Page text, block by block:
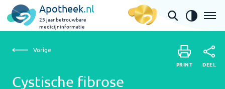
Apotheek.nl
25 jaar betrouwbare
medicijninformatie
Cystische fibrose
Vorige
Cystische fibrose
PRINT DEEL